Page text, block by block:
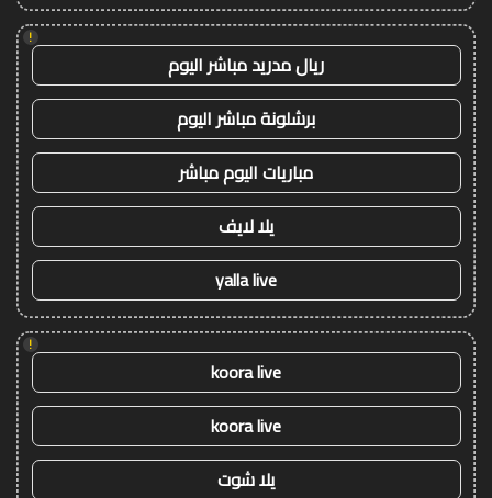
!
ريال مدريد مباشر اليوم
برشلونة مباشر اليوم
مباريات اليوم مباشر
يلا لايف
yalla live
!
koora live
koora live
يلا شوت